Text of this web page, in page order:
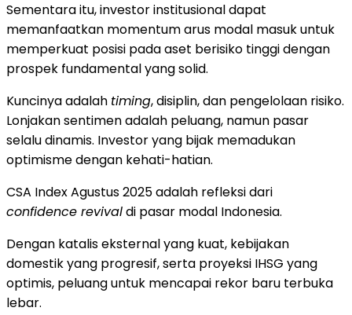
Sementara itu, investor institusional dapat
memanfaatkan momentum arus modal masuk untuk
memperkuat posisi pada aset berisiko tinggi dengan
prospek fundamental yang solid.
Kuncinya adalah timing, disiplin, dan pengelolaan risiko.
Lonjakan sentimen adalah peluang, namun pasar
selalu dinamis. Investor yang bijak memadukan
optimisme dengan kehati-hatian.
CSA Index Agustus 2025 adalah refleksi dari
confidence revivaldi pasar modal Indonesia.
Dengan katalis eksternal yang kuat, kebijakan
domestik yang progresif, serta proyeksi IHSG yang
optimis, peluang untuk mencapai rekor baru terbuka
lebar.